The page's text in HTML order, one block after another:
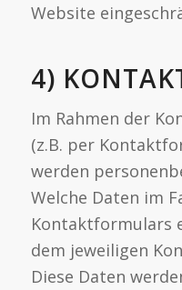
Website
4)
Im Rahmen der
(z.B. per
werden
Welche Daten im
Kontaktformulars
dem jeweiligen
Diese Daten